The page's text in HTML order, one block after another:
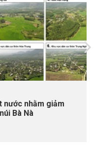
nước nhằm giảm
Bà Nà